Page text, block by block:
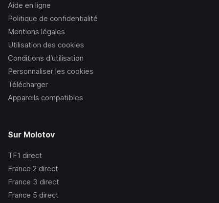
Aide en ligne
Politique de confidentialité
Mentions légales
Utilisation des cookies
Conditions d’utilisation
Personnaliser les cookies
Télécharger
Appareils compatibles
Sur Molotov
TF1 direct
France 2 direct
France 3 direct
France 5 direct